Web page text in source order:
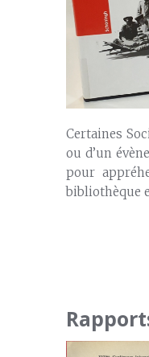
Certaines
ou d’un
pour
bibliothèque